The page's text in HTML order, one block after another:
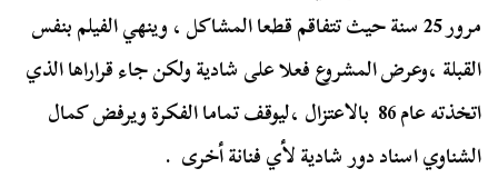
مرور 25 سنة حيث تتفاقم قطعا المشاكل ، وينهي الفيلم بنفس
القبلة ،وعرض المشروع فعلا على شادية ولكن جاء قراراها الذي
اتخذته عام 86 بالاعتزال ،ليوقف تماما الفكرة ويرفض كمال
الشناوي اسناد دور شادية لأي فنانة أخرى .